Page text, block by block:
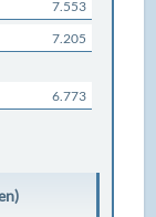
7.553
7.205
6.773